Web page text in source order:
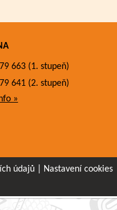
663 (1. stupeň)
641 (2. stupeň)
»
údajů
Nastavení cookies